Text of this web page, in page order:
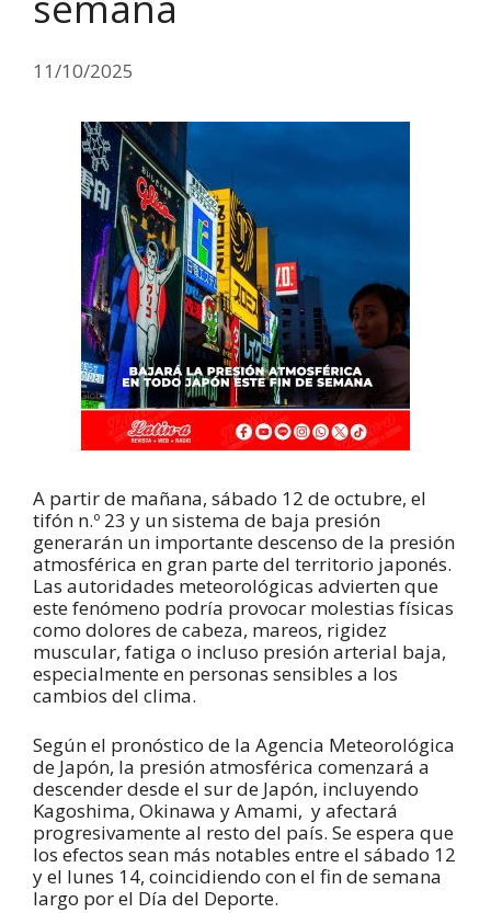
11/10/2025
A partir de mañana, sábado 12 de octubre, el
tifón n.º 23 y un sistema de baja presión
generarán un importante descenso de la presión
atmosférica en gran parte del territorio japonés.
Las autoridades meteorológicas advierten que
este fenómeno podría provocar molestias físicas
como dolores de cabeza, mareos, rigidez
muscular, fatiga o incluso presión arterial baja,
especialmente en personas sensibles a los
cambios del clima.
Según el pronóstico de la Agencia Meteorológica
de Japón, la presión atmosférica comenzará a
descender desde el sur de Japón, incluyendo
Kagoshima, Okinawa y Amami, y afectará
progresivamente al resto del país. Se espera que
los efectos sean más notables entre el sábado 12
y el lunes 14, coincidiendo con el fin de semana
largo por el Día del Deporte.